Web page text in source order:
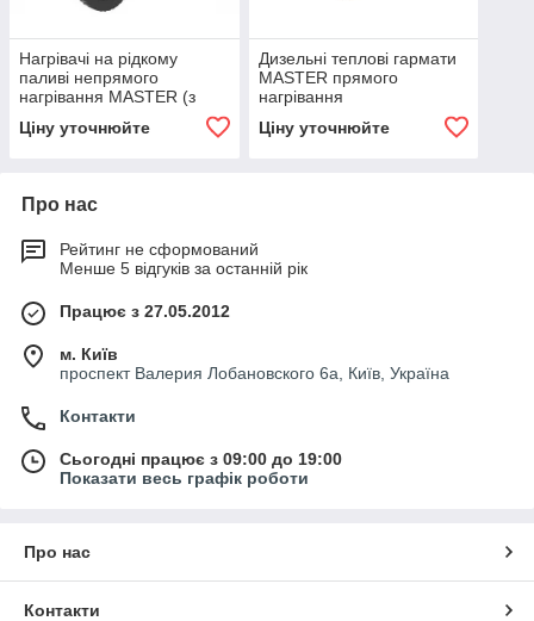
Нагрівачі на рідкому
паливі непрямого
нагрівання MASTER (з
Ціну уточнюйте
Дизельні теплові гармати
MASTER прямого
нагрівання
Ціну уточнюйте
Про нас
Рейтинг не сформований
Менше 5 відгуків за останній рік
Працює з 27.05.2012
м. Київ
проспект Валерия Лобановского 6а, Київ, Україна
Контакти
Сьогодні працює з 09:00 до 19:00
Показати весь графік роботи
Про нас
Контакти